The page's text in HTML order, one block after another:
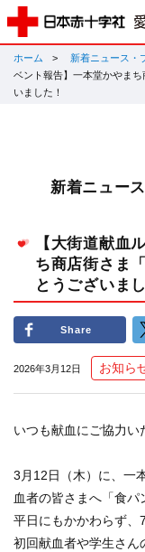
ホーム 新着ニュース・
ベント報告】一本堂かやま
いました！
新着ニュー
【大街道献血
ち商店街さま
とうございま
Share
2026年3月12日 お知ら
いつも献血にご協力い
3月 12日（木）に、一
血者の皆さまへ「食
平日にもかかわらず、
初回献血者や学生さん